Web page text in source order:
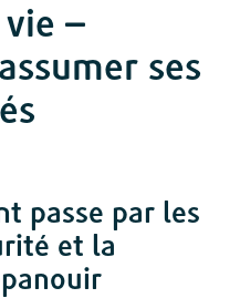
–
ses
passe par les
et la